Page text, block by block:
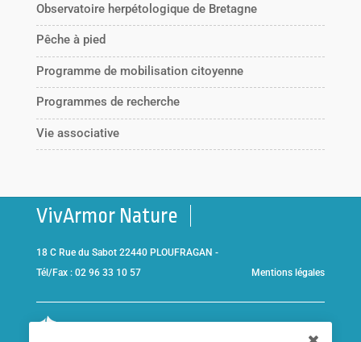
Observatoire herpétologique de Bretagne
Pêche à pied
Programme de mobilisation citoyenne
Programmes de recherche
Vie associative
VivArmor Nature
18 C Rue du Sabot 22440 PLOUFRAGAN -
Tél/Fax : 02 96 33 10 57
Mentions légales